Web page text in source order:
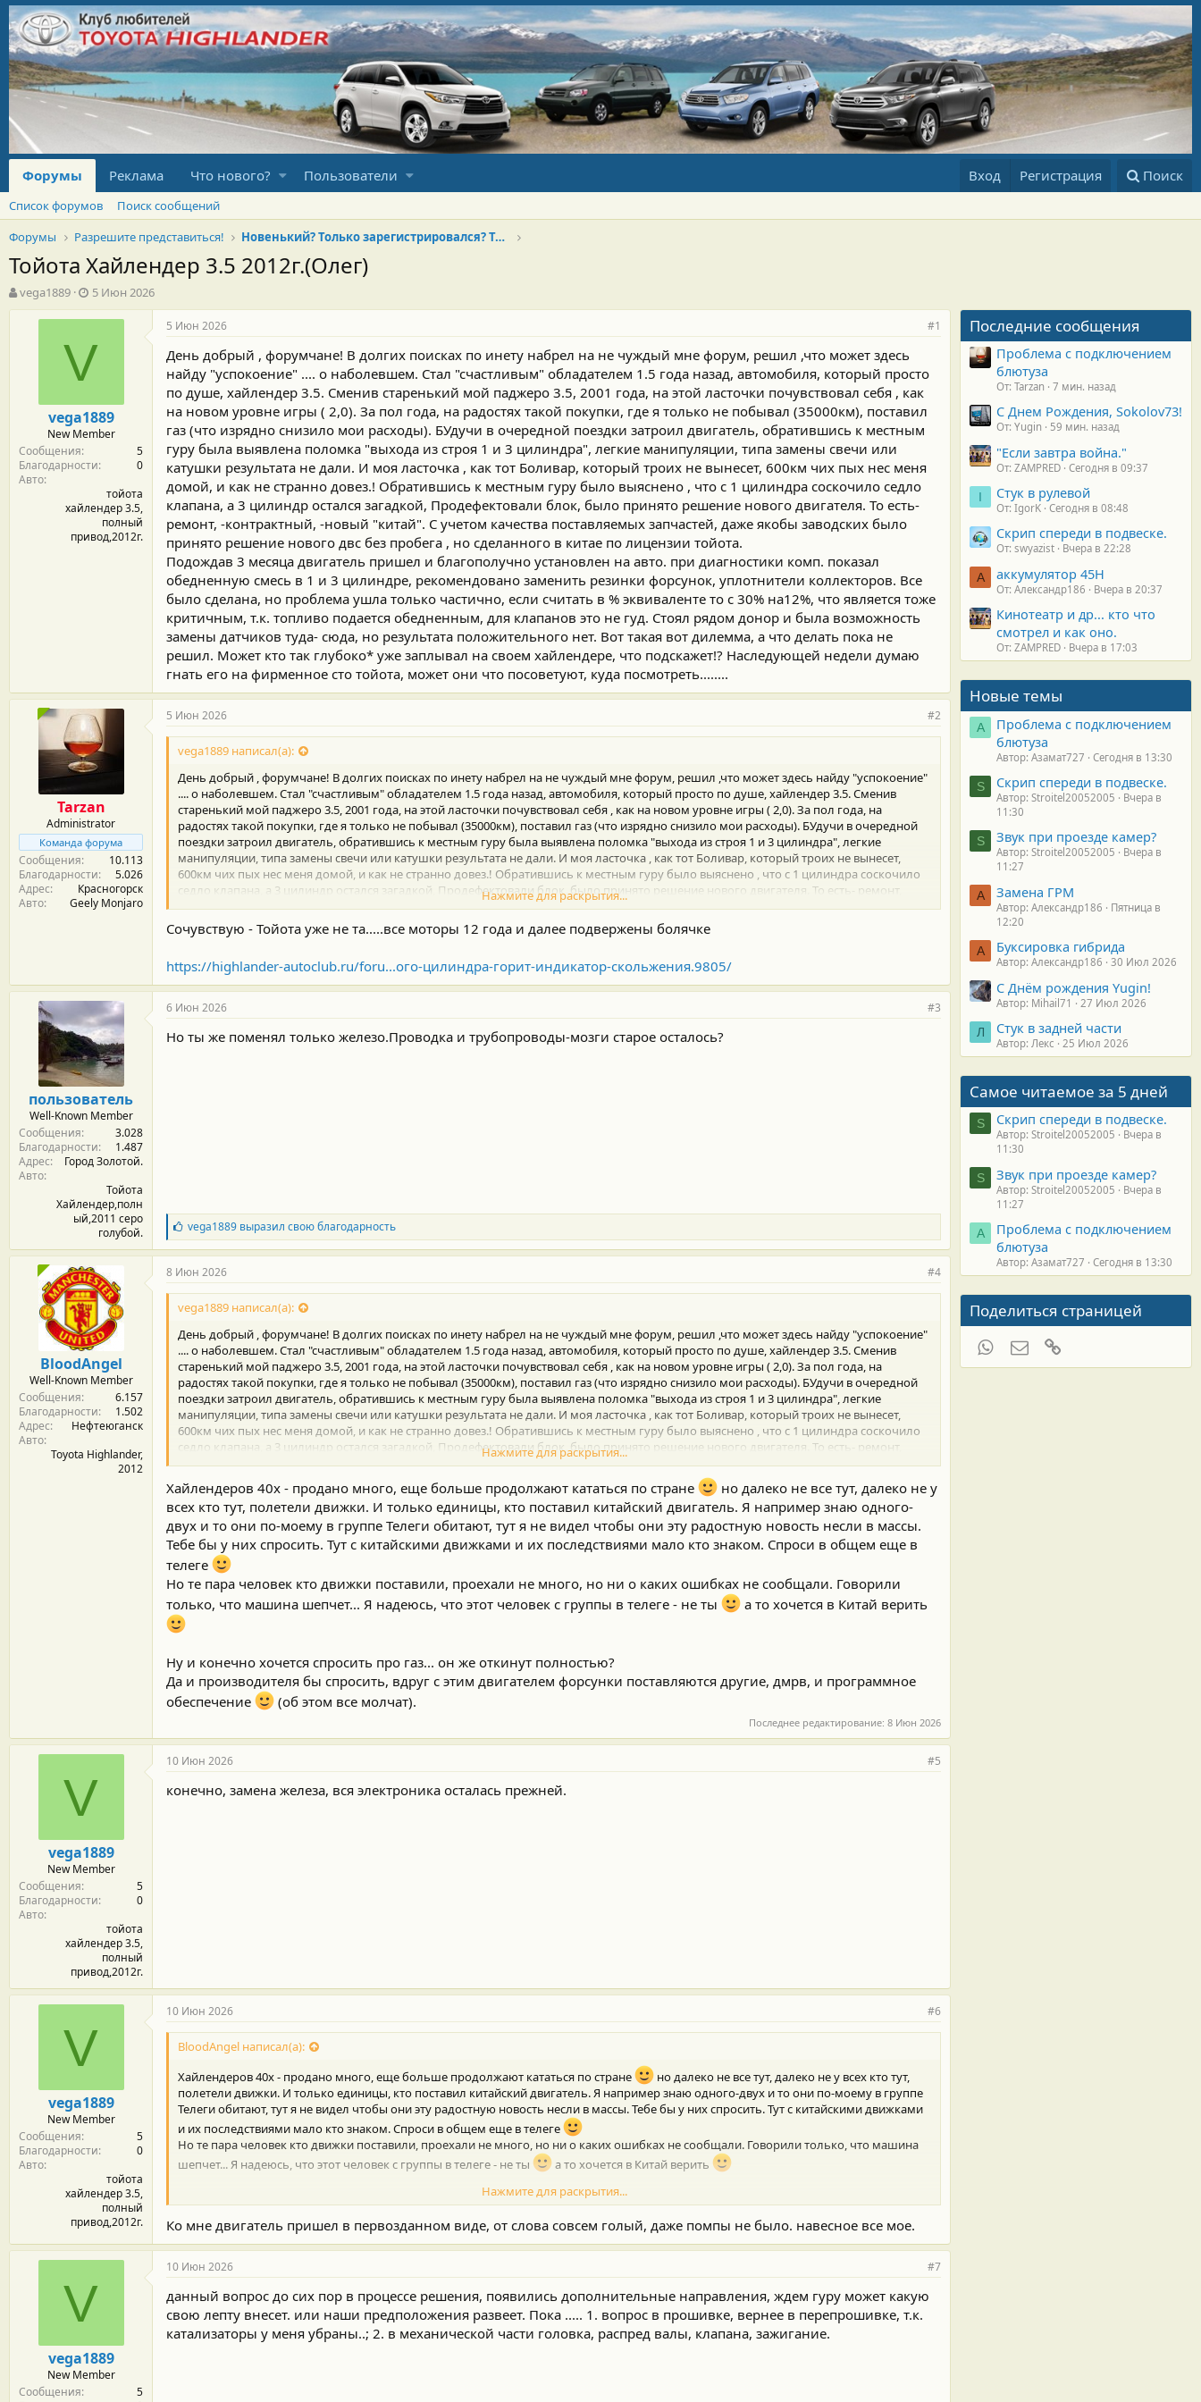
Форумы Реклама Что нового? Пользователи Вход Регистрация Поиск
Список форумов
Поиск сообщений
Форумы
Разрешите представиться! Новенький? Только зарегистрировался? Тебе сюда!
Тойота Хайлендер 3.5 2012г.(Олег)
А
в
vega1889
Д
а
т
н
а
л
а
5 Июн 2026
V
vega1889
New Member
Сообщения
5
Благодарности
0
Авто
тойота
хайлендер 3.5,
полный
привод,2012г.
5 Июн 2026 #1
День добрый , форумчане! В долгих поисках по инету набрел на не чуждый мне форум, решил ,что может здесь
найду "успокоение" .... о наболевшем. Стал "счастливым" обладателем 1.5 года назад, автомобиля, который просто
по душе, хайлендер 3.5. Сменив старенький мой паджеро 3.5, 2001 года, на этой ласточки почувствовал себя , как
на новом уровне игры ( 2,0). За пол года, на радостях такой покупки, где я только не побывал (35000км), поставил
газ (что изрядно снизило мои расходы). БУдучи в очередной поездки затроил двигатель, обратившись к местным
гуру была выявлена поломка "выхода из строя 1 и 3 цилиндра", легкие манипуляции, типа замены свечи или
катушки результата не дали. И моя ласточка , как тот Боливар, который троих не вынесет, 600км чих пых нес меня
домой, и как не странно довез.! Обратившись к местным гуру было выяснено , что с 1 цилиндра соскочило седло
клапана, а 3 цилиндр остался загадкой, Продефектовали блок, было принято решение нового двигателя. То есть-
ремонт, -контрактный, -новый "китай". С учетом качества поставляемых запчастей, даже якобы заводских было
принято решение нового двс без пробега , но сделанного в китае по лицензии тойота.
Подождав 3 месяца двигатель пришел и благополучно установлен на авто. при диагностики комп. показал
обедненную смесь в 1 и 3 цилиндре, рекомендовано заменить резинки форсунок, уплотнители коллекторов. Все
было сделана, но проблема ушла только частично, если считать в % эквиваленте то с 30% на12%, что является тоже
критичным, т.к. топливо подается обедненным, для клапанов это не гуд. Стоял рядом донор и была возможность
замены датчиков туда- сюда, но результата положительного нет. Вот такая вот дилемма, а что делать пока не
решил. Может кто так глубоко* уже заплывал на своем хайлендере, что подскажет!? Наследующей недели думаю
гнать его на фирменное сто тойота, может они что посоветуют, куда посмотреть........
Tarzan
Administrator
Команда форума
Сообщения
10.113
Благодарности
5.026
Адрес
Красногорск
Авто
Geely Monjaro
5 Июн 2026 #2
vega1889 написал(а):
День добрый , форумчане! В долгих поисках по инету набрел на не чуждый мне форум, решил ,что может здесь найду "успокоение"
.... о наболевшем. Стал "счастливым" обладателем 1.5 года назад, автомобиля, который просто по душе, хайлендер 3.5. Сменив
старенький мой паджеро 3.5, 2001 года, на этой ласточки почувствовал себя , как на новом уровне игры ( 2,0). За пол года, на
радостях такой покупки, где я только не побывал (35000км), поставил газ (что изрядно снизило мои расходы). БУдучи в очередной
поездки затроил двигатель, обратившись к местным гуру была выявлена поломка "выхода из строя 1 и 3 цилиндра", легкие
манипуляции, типа замены свечи или катушки результата не дали. И моя ласточка , как тот Боливар, который троих не вынесет,
600км чих пых нес меня домой, и как не странно довез.! Обратившись к местным гуру было выяснено , что с 1 цилиндра соскочило
седло клапана, а 3 цилиндр остался загадкой, Продефектовали блок, было принято решение нового двигателя. То есть- ремонт,
-контрактный, -новый "китай". С учетом качества поставляемых запчастей, даже якобы заводских было принято решение нового двс
без пробега , но сделанного в китае по лицензии тойота.
Подождав 3 месяца двигатель пришел и благополучно установлен на авто. при диагностики комп. показал обедненную смесь в 1 и
частично, если считать в % эквиваленте то с 30% на12%, что является тоже критичным, т.к. топливо подается обедненным, для
клапанов это не гуд. Стоял рядом донор и была возможность замены датчиков туда- сюда, но результата положительного нет. Вот
такая вот дилемма, а что делать пока не решил. Может кто так глубоко* уже заплывал на своем хайлендере, что подскажет!?
Наследующей недели думаю гнать его на фирменное сто тойота, может они что посоветуют, куда посмотреть........
Нажмите для раскрытия...
Сочувствую - Тойота уже не та.....все моторы 12 года и далее подвержены болячке
https://highlander-autoclub.ru/foru...ого-цилиндра-горит-индикатор-скольжения.9805/
пользователь
Well-Known Member
Сообщения
3.028
Благодарности
1.487
Адрес
Город Золотой.
Авто
Тойота
Хайлендер,полн
ый,2011 серо
голубой.
6 Июн 2026 #3
Но ты же поменял только железо.Проводка и трубопроводы-мозги старое осталось?
Б
л
а
г
о
д
а
н
о
с
т
и
:
vega1889выразил свою благодарность
BloodAngel
Well-Known Member
Сообщения
6.157
Благодарности
1.502
Адрес
Нефтеюганск
Авто
Toyota Highlander,
2012
8 Июн 2026 #4
vega1889 написал(а):
День добрый , форумчане! В долгих поисках по инету набрел на не чуждый мне форум, решил ,что может здесь найду "успокоение"
.... о наболевшем. Стал "счастливым" обладателем 1.5 года назад, автомобиля, который просто по душе, хайлендер 3.5. Сменив
старенький мой паджеро 3.5, 2001 года, на этой ласточки почувствовал себя , как на новом уровне игры ( 2,0). За пол года, на
радостях такой покупки, где я только не побывал (35000км), поставил газ (что изрядно снизило мои расходы). БУдучи в очередной
поездки затроил двигатель, обратившись к местным гуру была выявлена поломка "выхода из строя 1 и 3 цилиндра", легкие
манипуляции, типа замены свечи или катушки результата не дали. И моя ласточка , как тот Боливар, который троих не вынесет,
600км чих пых нес меня домой, и как не странно довез.! Обратившись к местным гуру было выяснено , что с 1 цилиндра соскочило
седло клапана, а 3 цилиндр остался загадкой, Продефектовали блок, было принято решение нового двигателя. То есть- ремонт,
-контрактный, -новый "китай". С учетом качества поставляемых запчастей, даже якобы заводских было принято решение нового двс
без пробега , но сделанного в китае по лицензии тойота.
Подождав 3 месяца двигатель пришел и благополучно установлен на авто. при диагностики комп. показал обедненную смесь в 1 и
3 цилиндре, рекомендовано заменить резинки форсунок, уплотнители коллекторов. Все было сделана, но проблема ушла только
частично, если считать в % эквиваленте то с 30% на12%, что является тоже критичным, т.к. топливо подается обедненным, для
клапанов это не гуд. Стоял рядом донор и была возможность замены датчиков туда- сюда, но результата положительного нет. Вот
такая вот дилемма, а что делать пока не решил. Может кто так глубоко* уже заплывал на своем хайлендере, что подскажет!?
Наследующей недели думаю гнать его на фирменное сто тойота, может они что посоветуют, куда посмотреть........
Нажмите для раскрытия...
Хайлендеров 40х - продано много, еще больше продолжают кататься по стране
но далеко не все тут, далеко не у
всех кто тут, полетели движки. И только единицы, кто поставил китайский двигатель. Я например знаю одного-
двух и то они по-моему в группе Телеги обитают, тут я не видел чтобы они эту радостную новость несли в массы.
Тебе бы у них спросить. Тут с китайскими движками и их последствиями мало кто знаком. Спроси в общем еще в
телеге
Но те пара человек кто движки поставили, проехали не много, но ни о каких ошибках не сообщали. Говорили
только, что машина шепчет... Я надеюсь, что этот человек с группы в телеге - не ты
а то хочется в Китай верить
Ну и конечно хочется спросить про газ... он же откинут полностью?
Да и производителя бы спросить, вдруг с этим двигателем форсунки поставляются другие, дмрв, и программное
обеспечение
(об этом все молчат).
Последнее редактирование: 8 Июн 2026
V
vega1889
New Member
Сообщения
5
Благодарности
0
Авто
тойота
хайлендер 3.5,
полный
привод,2012г.
10 Июн 2026 #5
конечно, замена железа, вся электроника осталась прежней.
V
vega1889
New Member
Сообщения
5
Благодарности
0
Авто
тойота
хайлендер 3.5,
полный
привод,2012г.
10 Июн 2026 #6
BloodAngel написал(а):
Хайлендеров 40х - продано много, еще больше продолжают кататься по стране
но далеко не все тут, далеко не у всех кто тут,
полетели движки. И только единицы, кто поставил китайский двигатель. Я например знаю одного-двух и то они по-моему в группе
Телеги обитают, тут я не видел чтобы они эту радостную новость несли в массы. Тебе бы у них спросить. Тут с китайскими движками
и их последствиями мало кто знаком. Спроси в общем еще в телеге
Но те пара человек кто движки поставили, проехали не много, но ни о каких ошибках не сообщали. Говорили только, что машина
шепчет... Я надеюсь, что этот человек с группы в телеге - не ты
а то хочется в Китай верить
Ну и конечно хочется спросить про газ... он же откинут полностью?
Да и производителя бы спросить, вдруг с этим двигателем форсунки поставляются другие, дмрв, и программное обеспечение
(об этом все молчат).
Нажмите для раскрытия...
Ко мне двигатель пришел в первозданном виде, от слова совсем голый, даже помпы не было. навесное все мое.
V
vega1889
New Member
Сообщения
5
10 Июн 2026 #7
данный вопрос до сих пор в процессе решения, появились дополнительные направления, ждем гуру может какую
свою лепту внесет. или наши предположения развеет. Пока ..... 1. вопрос в прошивке, вернее в перепрошивке, т.к.
катализаторы у меня убраны..; 2. в механической части головка, распред валы, клапана, зажигание.
Последние сообщения
Проблема с подключением
блютуза
От: Tarzan 7 мин. назад
С Днем Рождения, Sokolov73!
От: Yugin 59 мин. назад
"Если завтра война."
От: ZAMPRED Сегодня в 09:37
I Стук в рулевой
От: IgorK Сегодня в 08:48
Скрип спереди в подвеске.
От: swyazist Вчера в 22:28
А аккумулятор 45H
От: Александр186 Вчера в 20:37
Кинотеатр и др... кто что
смотрел и как оно.
От: ZAMPRED Вчера в 17:03
Новые темы
А
Проблема с подключением
блютуза
Автор: Азамат727 Сегодня в 13:30
S Скрип спереди в подвеске.
Автор: Stroitel20052005
Вчера в
11:30
S Звук при проезде камер?
Автор: Stroitel20052005
Вчера в
11:27
А Замена ГРМ
Автор: Александр186
Пятница в
12:20
А Буксировка гибрида
Автор: Александр186 30 Июл 2026
С Днём рождения Yugin!
Автор: Mihail71 27 Июл 2026
Л Стук в задней части
Автор: Лекс 25 Июл 2026
Самое читаемое за 5 дней
S Скрип спереди в подвеске.
Автор: Stroitel20052005
Вчера в
11:30
S Звук при проезде камер?
Автор: Stroitel20052005
Вчера в
11:27
А
Проблема с подключением
блютуза
Автор: Азамат727 Сегодня в 13:30
Поделиться страницей
WhatsAppЭлектронная почта